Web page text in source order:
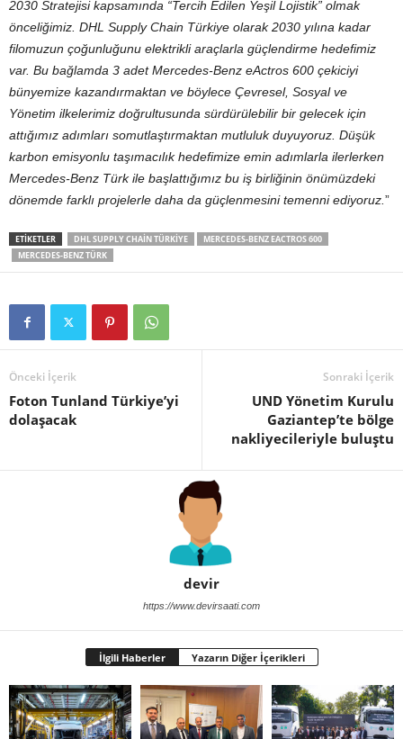
2030 Stratejisi kapsamında “Tercih Edilen Yeşil Lojistik” olmak
önceliğimiz. DHL Supply Chain Türkiye olarak 2030 yılına kadar
filomuzun çoğunluğunu elektrikli araçlarla güçlendirme hedefimiz
var. Bu bağlamda 3 adet Mercedes-Benz eActros 600 çekiciyi
bünyemize kazandırmaktan ve böylece Çevresel, Sosyal ve
Yönetim ilkelerimiz doğrultusunda sürdürülebilir bir gelecek için
attığımız adımları somutlaştırmaktan mutluluk duyuyoruz. Düşük
karbon emisyonlu taşımacılık hedefimize emin adımlarla ilerlerken
Mercedes-Benz Türk ile başlattığımız bu iş birliğinin önümüzdeki
dönemde farklı projelerle daha da güçlenmesini temenni ediyoruz. ”
ETIKETLER DHL SUPPLY CHAIN TÜRKIYE
MERCEDES-BENZ EACTROS 600
MERCEDES-BENZ TÜRK
Önceki İçerik
Foton Tunland Türkiye’yi
dolaşacak
Sonraki İçerik
UND Yönetim Kurulu
Gaziantep’te bölge
nakliyecileriyle buluştu
devir
https://www.devirsaati.com
İlgili Haberler Yazarın Diğer İçerikleri